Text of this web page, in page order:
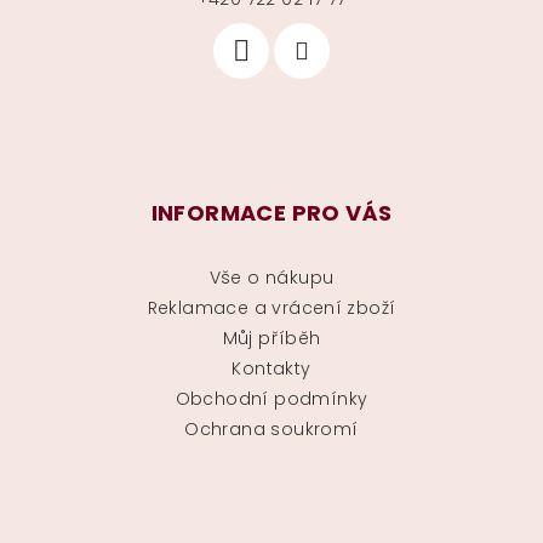
INFORMACE PRO VÁS
Vše o nákupu
Reklamace a vrácení zboží
Můj příběh
Kontakty
Obchodní podmínky
Ochrana soukromí